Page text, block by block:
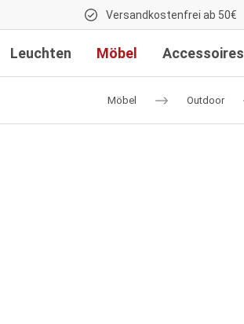
Versandkostenfrei ab 50€
Leuchten Möbel Accessoires
Möbel Outdoor